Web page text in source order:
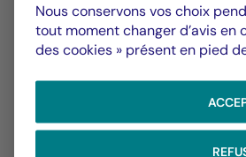
Groupe La Française
Alerte fraude –
Nous conservons vos choix
tout moment changer d’avis en
des cookies » présent en pied